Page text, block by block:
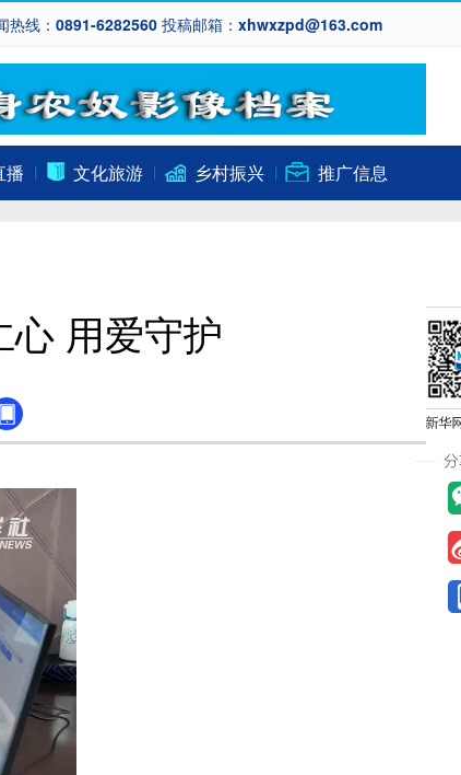
热线：0891-6282560 投稿邮箱：xhwxzpd@163.com
播 文化旅游 乡村振兴 推广信息
用爱守护